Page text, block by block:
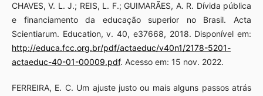
CHAVES, V. L. J.; REIS, L. F.; GUIMARÃES, A. R. Dívida pública
e financiamento da educação superior no Brasil. Acta
Scientiarum. Education, v. 40, e37668, 2018. Disponível em:
http://educa.fcc.org.br/pdf/actaeduc/v40n1/2178-5201-
actaeduc-40-01-00009.pdf. Acesso em: 15 nov. 2022.
FERREIRA, E. C. Um ajuste justo ou mais alguns passos atrás